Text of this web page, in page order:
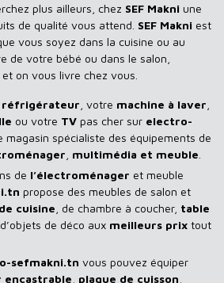
plus ailleurs, chez SEF Makni une
de qualité vous attend. SEF Makni est
vous soyez dans la cuisine ou au
de votre bébé ou dans le salon,
et on vous livre chez vous.
réfrigérateur , votre machine à laver
ou votre TV pas cher sur electro-
magasin spécialiste des équipements de
multimédia et meuble
de l’électroménager et meuble
propose des meubles de salon et
cuisine , de chambre à coucher, table
de déco aux meilleurs prix tout
sefmakni.tn vous pouvez équiper
encastrable plaque de cuisson